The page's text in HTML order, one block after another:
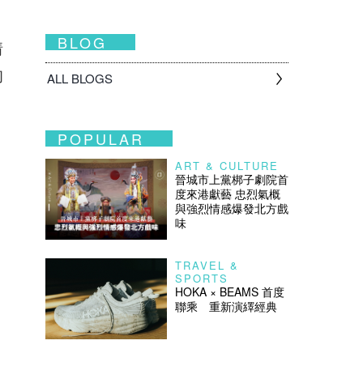
BLOG
ALL BLOGS
POPULAR
ART & CULTURE
晉城市上黨梆子劇院首
度來港獻藝 忠烈氣概
與強烈情感爆發北方戲
味
TRAVEL &
SPORTS
HOKA × BEAMS 首度
聯乘 重新演繹經典